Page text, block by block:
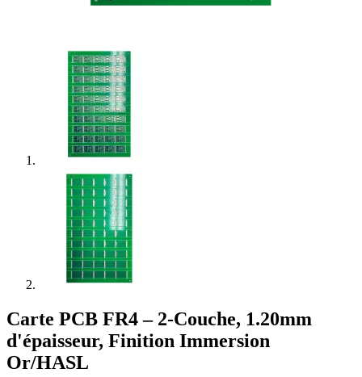
Carte PCB FR4 – 2-Couche, 1.20mm
d'épaisseur, Finition Immersion
Or/HASL